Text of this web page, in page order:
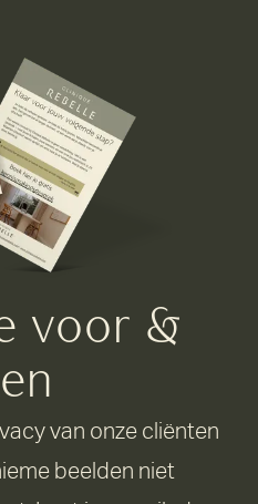
voor &
van onze cliënten
beelden niet